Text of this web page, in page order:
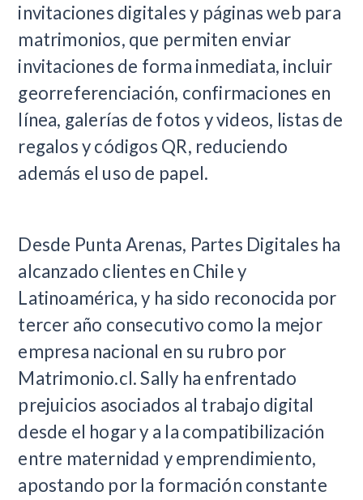
invitaciones digitales y páginas web para
matrimonios, que permiten enviar
invitaciones de forma inmediata, incluir
georreferenciación, confirmaciones en
línea, galerías de fotos y videos, listas de
regalos y códigos QR, reduciendo
además el uso de papel.
Desde Punta Arenas, Partes Digitales ha
alcanzado clientes en Chile y
Latinoamérica, y ha sido reconocida por
tercer año consecutivo como la mejor
empresa nacional en su rubro por
Matrimonio.cl. Sally ha enfrentado
prejuicios asociados al trabajo digital
desde el hogar y a la compatibilización
entre maternidad y emprendimiento,
apostando por la formación constante